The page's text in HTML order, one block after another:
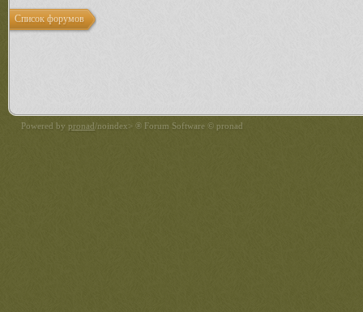
Список форумов
Powered by pronad/noindex> ® Forum Software © pronad